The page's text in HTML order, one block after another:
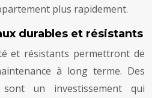
plus rapidement.
durables et résistants
et résistants permettront de
à long terme. Des
un investissement qui